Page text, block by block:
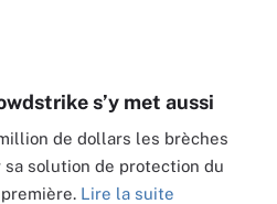
s’y met aussi
de dollars les brèches
solution de protection du
Lire la suite